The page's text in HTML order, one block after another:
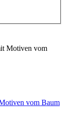
vom Baum